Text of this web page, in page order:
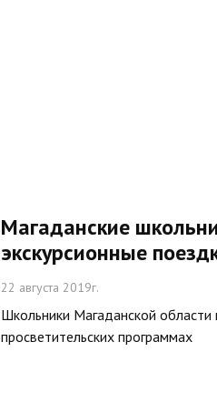
Магаданские
экскурсионные
22 августа 2019г.
Школьники Магаданской области
просветительских программах